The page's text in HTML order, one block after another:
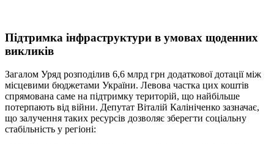
Підтримка інфраструктури в умовах щоденних
викликів
Загалом Уряд розподілив 6,6 млрд грн додаткової дотації між
місцевими бюджетами України. Левова частка цих коштів
спрямована саме на підтримку територій, що найбільше
потерпають від війни. Депутат Віталій Калініченко зазначає,
що залучення таких ресурсів дозволяє зберегти соціальну
стабільність у регіоні: